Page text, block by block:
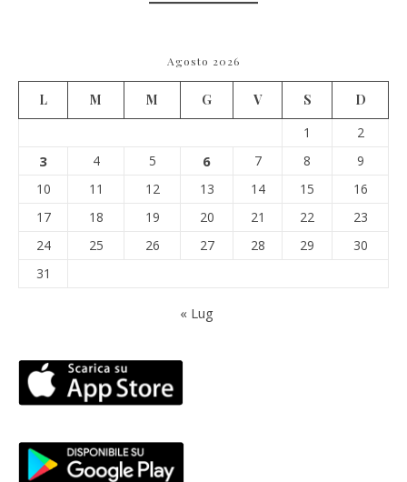
Agosto 2026
L M M G V S
D
1
2
3 4 5 6 7 8
9
10
11 12 13 14 15
16
17
18 19 20 21 22
23
24
25 26 27 28 29
30
31
« Lug